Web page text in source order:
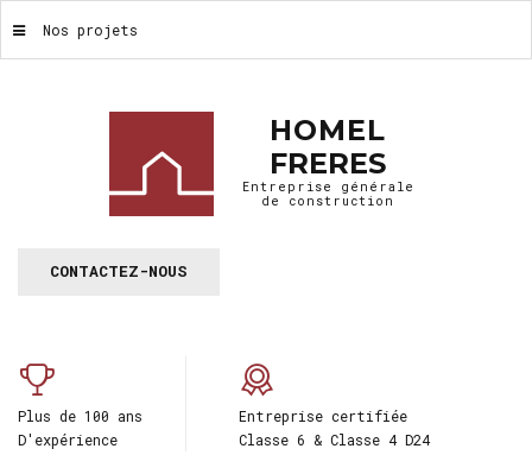
HOMEL
FRERES
Entreprise générale
de construction
CONTACTEZ-NOUS
Plus de 100 ans
D'expérience
Entreprise certifiée
Classe 6 & Classe 4 D24
Nos projets